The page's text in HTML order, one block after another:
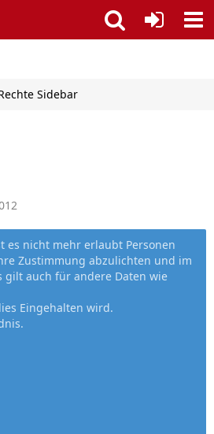
es nicht mehr erlaubt Personen
Zustimmung abzulichten und im
gilt auch für andere Daten wie
Eingehalten wird.